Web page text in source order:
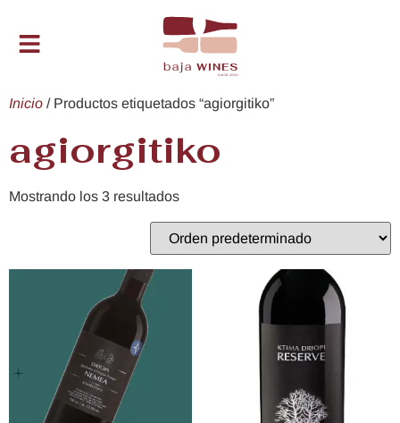
Inicio / Productos etiquetados “agiorgitiko”
agiorgitiko
Mostrando los 3 resultados